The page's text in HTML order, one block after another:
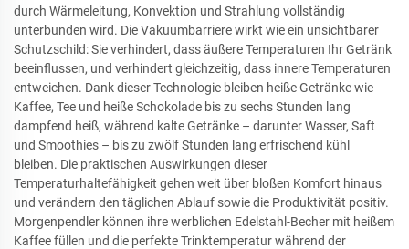
durch Wärmeleitung, Konvektion und Strahlung vollständig
unterbunden wird. Die Vakuumbarriere wirkt wie ein unsichtbarer
Schutzschild: Sie verhindert, dass äußere Temperaturen Ihr Getränk
beeinflussen, und verhindert gleichzeitig, dass innere Temperaturen
entweichen. Dank dieser Technologie bleiben heiße Getränke wie
Kaffee, Tee und heiße Schokolade bis zu sechs Stunden lang
dampfend heiß, während kalte Getränke – darunter Wasser, Saft
und Smoothies – bis zu zwölf Stunden lang erfrischend kühl
bleiben. Die praktischen Auswirkungen dieser
Temperaturhaltefähigkeit gehen weit über bloßen Komfort hinaus
und verändern den täglichen Ablauf sowie die Produktivität positiv.
Morgenpendler können ihre werblichen Edelstahl-Becher mit heißem
Kaffee füllen und die perfekte Trinktemperatur während der